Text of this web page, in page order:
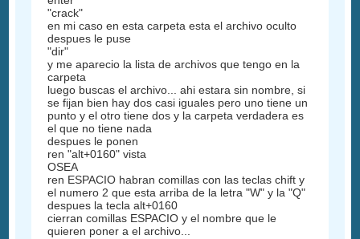
"crack"
en mi caso en esta carpeta esta el archivo oculto
despues le puse
"dir"
y me aparecio la lista de archivos que tengo en la
carpeta
luego buscas el archivo... ahi estara sin nombre, si
se fijan bien hay dos casi iguales pero uno tiene un
punto y el otro tiene dos y la carpeta verdadera es
el que no tiene nada
despues le ponen
ren "alt+0160" vista
OSEA
ren ESPACIO habran comillas con las teclas chift y
el numero 2 que esta arriba de la letra "W" y la "Q"
despues la tecla alt+0160
cierran comillas ESPACIO y el nombre que le
quieren poner a el archivo...